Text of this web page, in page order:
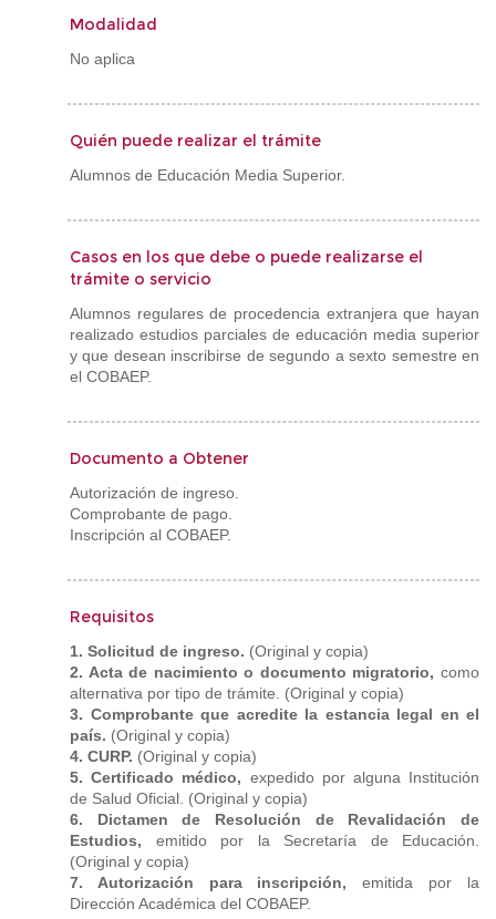
Modalidad
No aplica
Quién puede realizar el trámite
Alumnos de Educación Media Superior.
Casos en los que debe o puede realizarse el
trámite o servicio
Alumnos regulares de procedencia extranjera que hayan
realizado estudios parciales de educación media superior
y que desean inscribirse de segundo a sexto semestre en
el COBAEP.
Documento a Obtener
Autorización de ingreso.
Comprobante de pago.
Inscripción al COBAEP.
Requisitos
1. Solicitud de ingreso. (Original y copia)
2. Acta de nacimiento o documento migratorio, como
alternativa por tipo de trámite. (Original y copia)
3. Comprobante que acredite la estancia legal en el
país. (Original y copia)
4. CURP. (Original y copia)
5. Certificado médico, expedido por alguna Institución
de Salud Oficial. (Original y copia)
6. Dictamen de Resolución de Revalidación de
Estudios, emitido por la Secretaría de Educación.
(Original y copia)
7. Autorización para inscripción, emitida por la
Dirección Académica del COBAEP.